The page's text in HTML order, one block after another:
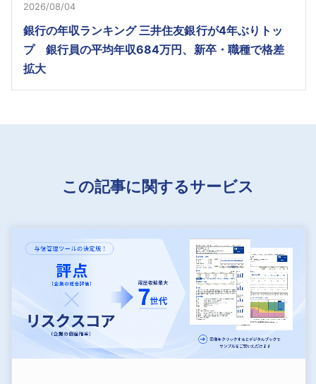
2026/08/04
銀行の年収ランキング 三井住友銀行が4年ぶりトッ
プ 銀行員の平均年収684万円、新卒・職種で格差
拡大
この記事に関するサービス